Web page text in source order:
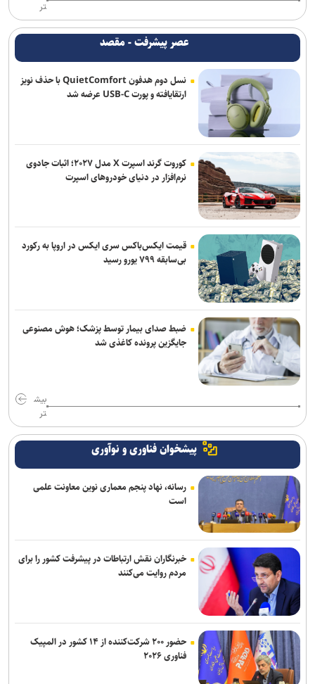
سهم ۳۸ درصدی تهران از شبکه مترو کلانشهر‌های ایران در افق طرح جامع
تر
عصر پیشرفت - مقصد
نسل دوم هدفون QuietComfort با حذف نویز
ارتقایافته و پورت USB-C عرضه شد
کوروت گرند اسپرت X مدل ۲۰۲۷؛ اثبات جادوی
نرم‌افزار در دنیای خودروهای اسپرت
قیمت ایکس‌باکس سری ایکس در اروپا به رکورد
بی‌سابقه ۷۹۹ یورو رسید
ضبط صدای بیمار توسط پزشک؛ هوش مصنوعی
جایگزین پرونده کاغذی شد
بیش
تر
پیشخوان فناوری و نوآوری
رسانه، نهاد پنجم معماری نوین معاونت علمی
است
خبرنگاران نقش ارتباطات در پیشرفت کشور را برای
مردم روایت می‌کنند
حضور ۲۰۰ شرکت‌کننده از ۱۴ کشور در المپیک
فناوری ۲۰۲۶